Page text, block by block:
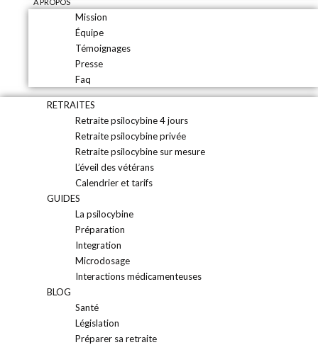
Mission
Équipe
Témoignages
Presse
Faq
RETRAITES
Retraite psilocybine 4 jours
Retraite psilocybine privée
Retraite psilocybine sur mesure
L’éveil des vétérans
Calendrier et tarifs
GUIDES
La psilocybine
Préparation
Integration
Microdosage
Interactions médicamenteuses
BLOG
Santé
Législation
Préparer sa retraite